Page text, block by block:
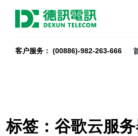
客户服务： (00886)-982-263-666
标签：谷歌云服